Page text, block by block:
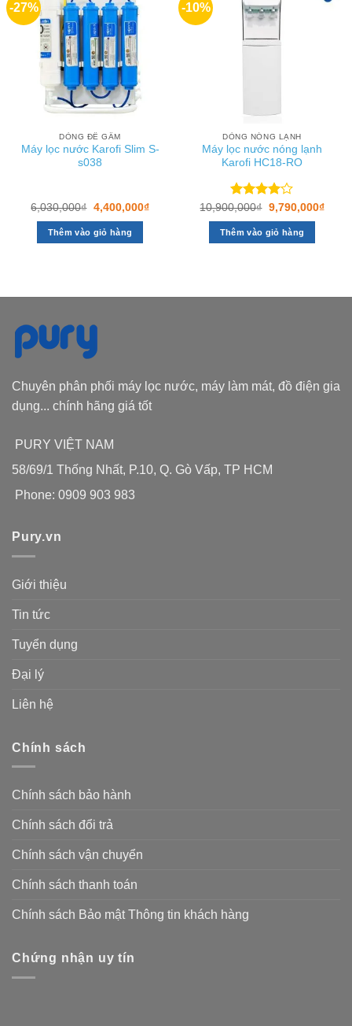
-27%
DÒNG ĐỂ GẦM
Máy lọc nước Karofi Slim S-
s038
6,030,000₫ Giá
gốc
là:
6,030,000₫.
4,400,000₫Giá
Thêm vào giỏ hàng
-10%
DÒNG NÓNG LẠNH
Máy lọc nước nóng lạnh
Karofi HC18-RO
Được
xếp hạng
4.005
sao
10,900,000₫ Giá
gốc
là:
10,900,000₫.
9,790,000₫Giá
Thêm vào giỏ hàng
Chuyên phân phối máy lọc nước, máy làm mát, đồ điện gia
dụng... chính hãng giá tốt
PURY VIỆT NAM
58/69/1 Thống Nhất, P.10, Q. Gò Vấp, TP HCM
Phone: 0909 903 983
Pury.vn
Giới thiệu
Tin tức
Tuyển dụng
Đại lý
Liên hệ
Chính sách
Chính sách bảo hành
Chính sách đổi trả
Chính sách vận chuyển
Chính sách thanh toán
Chính sách Bảo mật Thông tin khách hàng
Chứng nhận uy tín